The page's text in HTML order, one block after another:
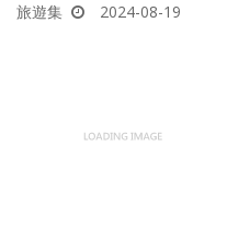
旅遊集 2024-08-19